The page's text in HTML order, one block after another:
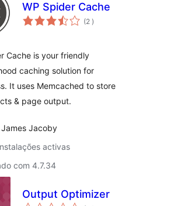
WP Spider Cache
(2 classificações
)
Cache is your friendly
caching solution for
It uses Memcached to store
& page output.
Jacoby
activas
com 4.7.34
Output Optimizer